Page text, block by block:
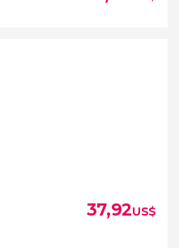
tour del
37,92US$